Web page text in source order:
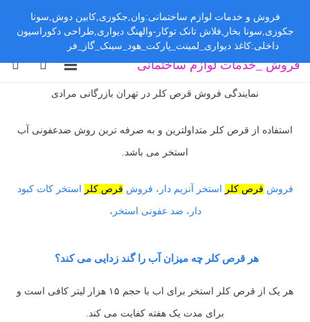
فروش _خدمات لوازم ساختمانی
نمایندگی فروش قرص کلر در تهران بازرگانی مرادی
استفاده از قرص کلر متداولترین و به صرفه تربن روش ضدعفونی آب
استخر می باشد.
فروش قرص کلر استخر آنزیم دار، فروش قرص کلر استخر کات کبود
دار، ضد عفونی استخر،
هر قرص کلر چه میزان آب را گند زدایی می کند؟
هر یک از قرص کلر استخر برای اب با حجم ۱۵ هزار لیتر کافی است و
برای مدت یک هفته کفایت می کند.
فروش و خدمات لوازم ساختمانی:وان,جکوزی,کابین دوش,سونا
جکوزی,سونا بخار,فلاش تانک توکار-والهنگ دیواری,طراحی دکوراسیون
داخلی:کاغذ دیواری_لمینت_پارکت_هود_سینک_گاز_فر